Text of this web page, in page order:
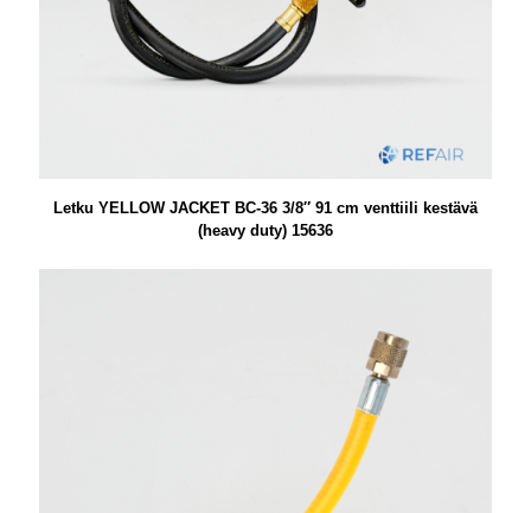
Letku YELLOW JACKET BC-36 3/8″ 91 cm venttiili kestävä
(heavy duty) 15636